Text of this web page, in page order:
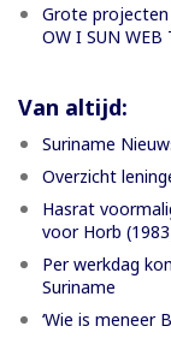
Grote
OW I SUN WEB
Van altijd:
Suriname
Overzicht
Hasrat
voor Horb
Per werkdag
Suriname
‘Wie is meneer